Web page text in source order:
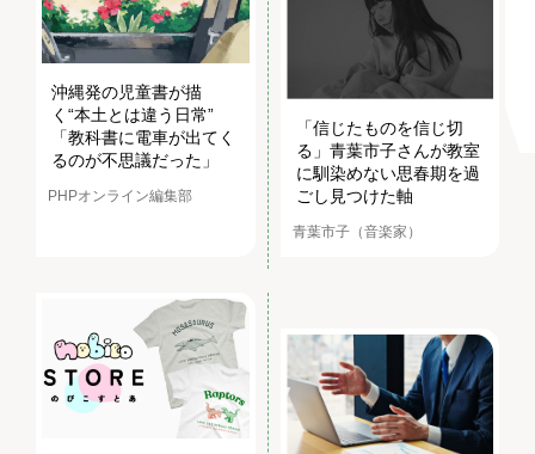
沖縄発の児童書が描
く“本土とは違う日常”
「教科書に電車が出てく
るのが不思議だった」
PHPオンライン編集部
「信じたものを信じ切
る」青葉市子さんが教室
に馴染めない思春期を過
ごし見つけた軸
青葉市子（音楽家）